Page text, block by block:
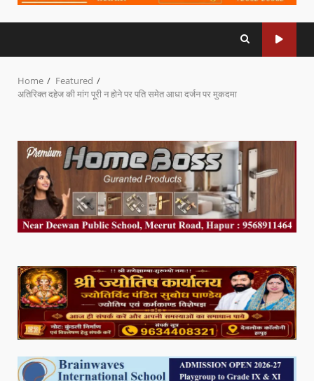
Home
Featured
अतिरिक्त दहेज की मांग पूरी न होने पर पति समेत आधा दर्जन पर मुकदमा